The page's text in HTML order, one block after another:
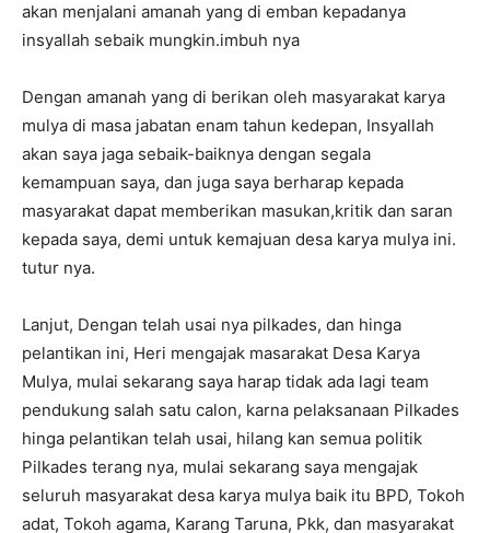
akan menjalani amanah yang di emban kepadanya
insyallah sebaik mungkin.imbuh nya
Dengan amanah yang di berikan oleh masyarakat karya
mulya di masa jabatan enam tahun kedepan, Insyallah
akan saya jaga sebaik-baiknya dengan segala
kemampuan saya, dan juga saya berharap kepada
masyarakat dapat memberikan masukan,kritik dan saran
kepada saya, demi untuk kemajuan desa karya mulya ini.
tutur nya.
Lanjut, Dengan telah usai nya pilkades, dan hinga
pelantikan ini, Heri mengajak masarakat Desa Karya
Mulya, mulai sekarang saya harap tidak ada lagi team
pendukung salah satu calon, karna pelaksanaan Pilkades
hinga pelantikan telah usai, hilang kan semua politik
Pilkades terang nya, mulai sekarang saya mengajak
seluruh masyarakat desa karya mulya baik itu BPD, Tokoh
adat, Tokoh agama, Karang Taruna, Pkk, dan masyarakat